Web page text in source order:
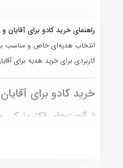
راهنمای خرید کادو برای آقایان
انتخاب هدیه‌ای خاص و مناسب
کاربردی برای خرید هدیه برای
خرید کادو برای آقایان
1. گجت‌های الکترونیکی